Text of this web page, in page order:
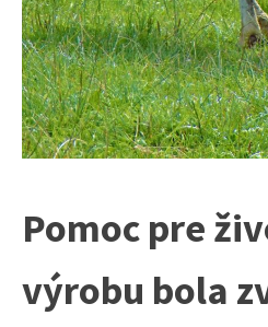
Pomoc pre
výrobu bola